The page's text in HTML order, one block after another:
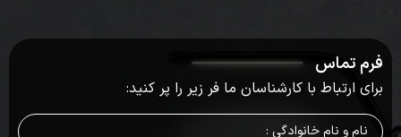
فرم تماس
برای ارتباط با کارشناسان ما فر زیر را پر کنید: